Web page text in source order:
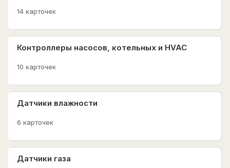
14 карточек
Контроллеры насосов, котельных и HVAC
10 карточек
Датчики влажности
6 карточек
Датчики газа